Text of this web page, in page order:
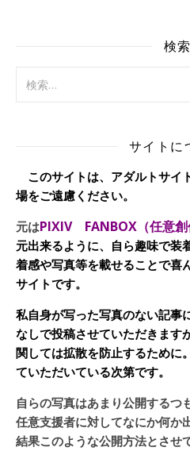
検索
サイトに
このサイトは、アダルトサイ
場をご遠慮ください。
元はPIXIV FANBOX（任意創
元出来るように、自ら趣味で装
着感や写真等を載せることで喜
サイトです。
私自身が写った写真のない記事
なしで投稿させていただきます
関しては拡散を防止するために
ていただいている次第です。
自らの写真はあまり公開するつ
任意支援者に対してなにか何か
結果このような公開方法とさせ